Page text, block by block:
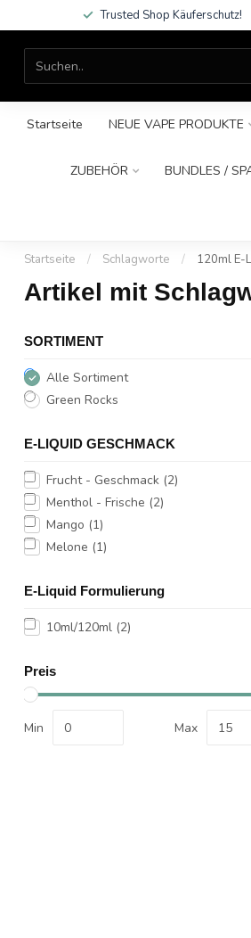
Trusted Shop Käuferschutz!
Startseite NEUE VAPE PRODUKTE
ZUBEHÖR BUNDLES /
Startseite / Schlagworte / 120ml E-
Artikel mit
SORTIMENT
Alle Sortiment
Green Rocks
E-LIQUID GESCHMACK
Frucht - Geschmack (2)
Menthol - Frische (2)
Mango (1)
Melone (1)
E-Liquid Formulierung
10ml/120ml (2)
Preis
Min Max